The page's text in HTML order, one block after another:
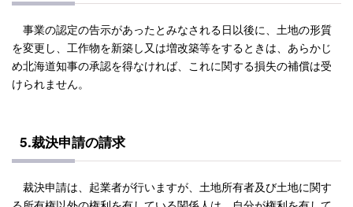
事業の認定の告示があったとみなされる日以後に、土地の形質
を変更し、工作物を新築し又は増改築等をするときは、あらかじ
め北海道知事の承認を得なければ、これに関する損失の補償は受
けられません。
5.裁決申請の請求
裁決申請は、起業者が行いますが、土地所有者及び土地に関す